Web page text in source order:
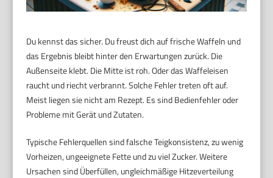
Du kennst das sicher. Du freust dich auf frische Waffeln und
das Ergebnis bleibt hinter den Erwartungen zurück. Die
Außenseite klebt. Die Mitte ist roh. Oder das Waffeleisen
raucht und riecht verbrannt. Solche Fehler treten oft auf.
Meist liegen sie nicht am Rezept. Es sind Bedienfehler oder
Probleme mit Gerät und Zutaten.
Typische Fehlerquellen sind falsche Teigkonsistenz, zu wenig
Vorheizen, ungeeignete Fette und zu viel Zucker. Weitere
Ursachen sind Überfüllen, ungleichmäßige Hitzeverteilung